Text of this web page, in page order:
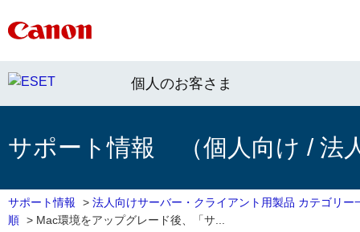
個人のお客さま
サポート情報 （個人向け / 法
サポート情報 > 法人向けサーバー・クライアント用製品 カテゴリー
順 > Mac環境をアップグレード後、「サ...